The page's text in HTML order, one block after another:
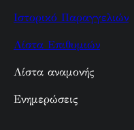
Ιστορικό Παραγγελιών
Λίστα Επιθυμιών
Λίστα αναμονής
Ενημερώσεις